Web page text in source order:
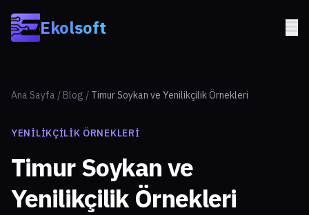
Ekolsoft
Ana Sayfa / Blog / Timur Soykan ve Yenilikçilik Örnekleri
YENILIKÇILIK ÖRNEKLERI
Timur Soykan ve
Yenilikçilik Örnekleri